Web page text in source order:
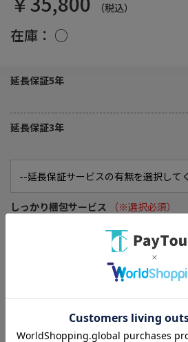
（税込）
在庫： ○
延長保証5年
延長保証3年
しっかり梱包サービス （※選択必須）